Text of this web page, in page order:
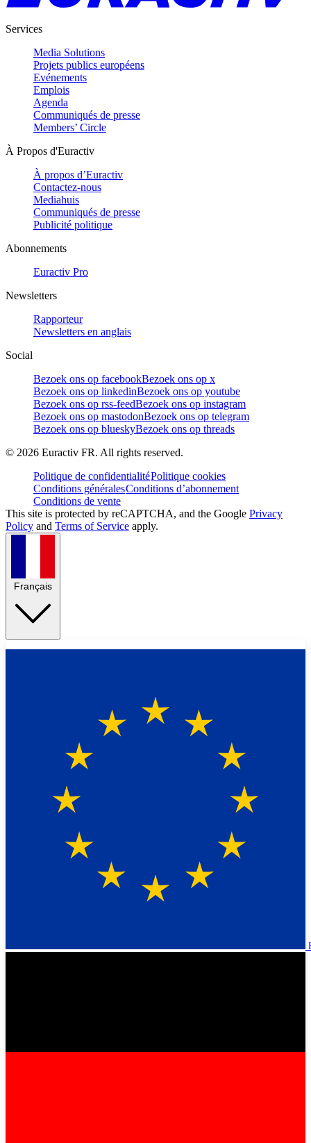
Services
Media Solutions
Projets publics européens
Evénements
Emplois
Agenda
Communiqués de presse
Members’ Circle
À Propos d'Euractiv
À propos d’Euractiv
Contactez-nous
Mediahuis
Communiqués de presse
Publicité politique
Abonnements
Euractiv Pro
Newsletters
Rapporteur
Newsletters en anglais
Social
Bezoek ons op facebookBezoek ons op x
Bezoek ons op linkedinBezoek ons op youtube
Bezoek ons op rss-feedBezoek ons op instagram
Bezoek ons op mastodonBezoek ons op telegram
Bezoek ons op blueskyBezoek ons op threads
© 2026 Euractiv FR. All rights reserved.
Politique de confidentialitéPolitique cookies
Conditions généralesConditions d’abonnement
Conditions de vente
This site is protected by reCAPTCHA, and the Google Privacy
Policy and Terms of Service apply.
Français